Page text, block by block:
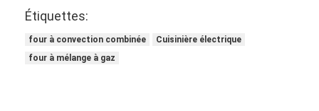
Fabricant de glaces
Vitrine de boulangerie
Étiquettes:
four à convection combinée
Cuisinière électrique
four à mélange à gaz